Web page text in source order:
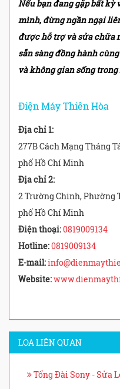
Nếu bạn đang gặp bất
mình, đừng ngần ngại
được hỗ trợ và sửa chữa
sẵn sàng đồng hành
và không gian sống
Điện Máy Thiên Hòa
Địa chỉ 1:
277B Cách Mạng Tháng
phố Hồ Chí Minh
Địa chỉ 2:
2 Trường Chinh, Phường
phố Hồ Chí Minh
Điện thoại:0819009134
Hotline:0819009134
E-mail:
Website:
LOA LIÊN QUAN
Tổng Đài Sony - Sửa